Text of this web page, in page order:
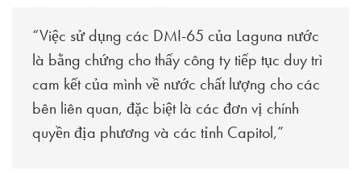
“Việc sử dụng các DMI-65 của Laguna nước
là bằng chứng cho thấy công ty tiếp tục duy trì
cam kết của mình về nước chất lượng cho các
bên liên quan, đặc biệt là các đơn vị chính
quyền địa phương và các tỉnh Capitol,”